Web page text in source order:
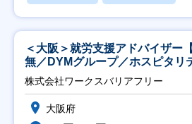
＜大阪＞就労支援アドバイザー
無／DYMグループ／ホスピタリ
日祝】
株式会社ワークスバリアフリー
大阪府